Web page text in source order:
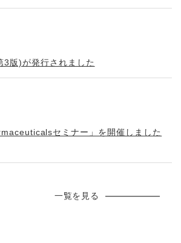
3版)が発行されました
セミナー」を開催しました
一覧を見る